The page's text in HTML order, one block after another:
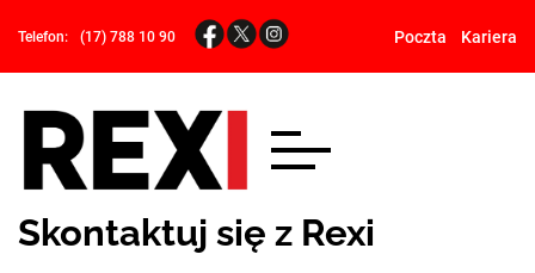
Telefon: (17) 788 10 90 Poczta Kariera
Skontaktuj się z Rexi